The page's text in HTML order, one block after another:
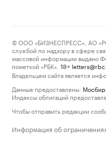
© ООО «БИЗНЕСПРЕСС», АО
службой по надзору в сфере
массовой информации выдано
пометкой «РБК».
18+
Владельцем сайта является
Данные предоставлены:
Индексы облигаций
Чтобы отправить редакции
Информация об